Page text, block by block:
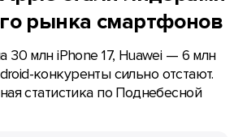
рынка смартфонов
30 млн iPhone 17, Huawei — 6 млн
конкуренты сильно отстают.
статистика по Поднебесной